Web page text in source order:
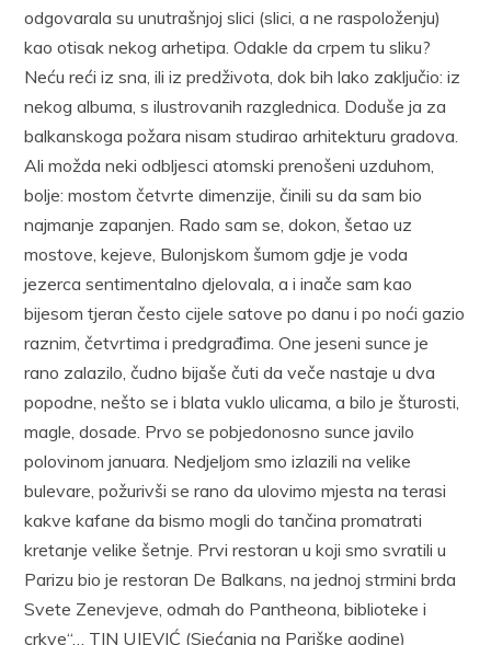
odgovarala su unutrašnjoj slici (slici, a ne raspoloženju)
kao otisak nekog arhetipa. Odakle da crpem tu sliku?
Neću reći iz sna, ili iz predživota, dok bih lako zaključio: iz
nekog albuma, s ilustrovanih razglednica. Doduše ja za
balkanskoga požara nisam studirao arhitekturu gradova.
Ali možda neki odbljesci atomski prenošeni uzduhom,
bolje: mostom četvrte dimenzije, činili su da sam bio
najmanje zapanjen. Rado sam se, dokon, šetao uz
mostove, kejeve, Bulonjskom šumom gdje je voda
jezerca sentimentalno djelovala, a i inače sam kao
bijesom tjeran često cijele satove po danu i po noći gazio
raznim, četvrtima i predgrađima. One jeseni sunce je
rano zalazilo, čudno bijaše čuti da veče nastaje u dva
popodne, nešto se i blata vuklo ulicama, a bilo je šturosti,
magle, dosade. Prvo se pobjedonosno sunce javilo
polovinom januara. Nedjeljom smo izlazili na velike
bulevare, požurivši se rano da ulovimo mjesta na terasi
kakve kafane da bismo mogli do tančina promatrati
kretanje velike šetnje. Prvi restoran u koji smo svratili u
Parizu bio je restoran De Balkans, na jednoj strmini brda
Svete Zenevjeve, odmah do Pantheona, biblioteke i
crkve“… TIN UJEVIĆ (Sjećanja na Pariške godine)